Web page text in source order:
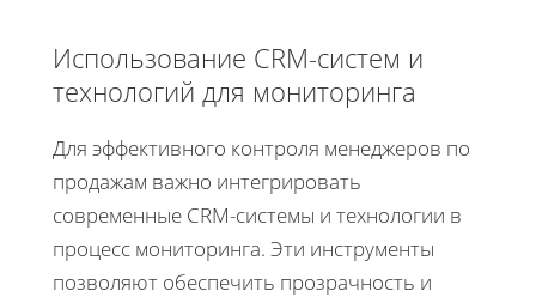
Использование CRM-систем и
технологий для мониторинга
Для эффективного контроля менеджеров по
продажам важно интегрировать
современные CRM-системы и технологии в
процесс мониторинга. Эти инструменты
позволяют обеспечить прозрачность и